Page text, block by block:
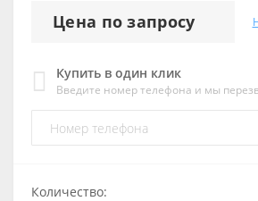
Цена по запросу
Купить в один клик
Введите номер телефона и мы
Количество: